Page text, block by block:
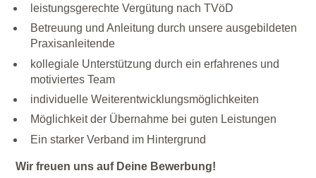
leistungsgerechte Vergütung nach TVöD
Betreuung und Anleitung durch unsere ausgebildeten
Praxisanleitende
kollegiale Unterstützung durch ein erfahrenes und
motiviertes Team
individuelle Weiterentwicklungsmöglichkeiten
Möglichkeit der Übernahme bei guten Leistungen
Ein starker Verband im Hintergrund
Wir freuen uns auf Deine Bewerbung!